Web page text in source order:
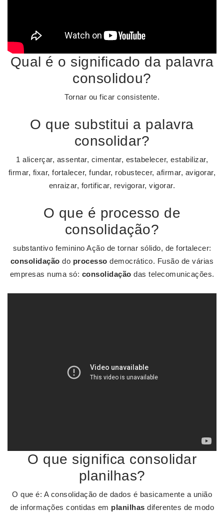
Qual é o significado da palavra
consolidou?
Tornar ou ficar consistente.
O que substitui a palavra
consolidar?
1 alicerçar, assentar, cimentar, estabelecer, estabilizar,
firmar, fixar, fortalecer, fundar, robustecer, afirmar, avigorar,
enraizar, fortificar, revigorar, vigorar.
O que é processo de
consolidação?
substantivo feminino Ação de tornar sólido, de fortalecer:
consolidação do processo democrático. Fusão de várias
empresas numa só: consolidação das telecomunicações.
O que significa consolidar
planilhas?
O que é: A consolidação de dados é basicamente a união
de informações contidas em planilhas diferentes de modo